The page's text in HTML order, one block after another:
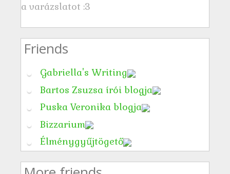
a varázslatot :3
Friends
Gabriella's Writing
Bartos Zsuzsa írói blogja
Puska Veronika blogja
Bizzarium
Élménygyűjtögető